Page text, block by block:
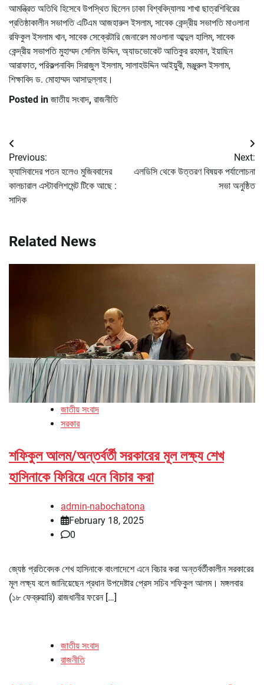
আমন্ত্রিত অতিথি হিসেবে উপস্থিত ছিলেন ঢাকা বিশ্ববিদ্যালয় শাখা ছাত্রশিবিরের
প্রতিষ্ঠাকালীন সভাপতি এটিএম আজহারুল ইসলাম, সাবেক কেন্দ্রীয় সভাপতি মাওলানা
রফিকুল ইসলাম খান, সাবেক সেক্রেটারি জেনারেল মাওলানা আব্দুল হালিম, সাবেক
কেন্দ্রীয় সভাপতি মুহাম্মদ সেলিম উদ্দিন, অ্যাডভোকেট আতিকুর রহমান, ইয়াছিন
আরাফাত, পরিকল্পনাবিদ সিরাজুল ইসলাম, সালাহউদ্দিন আইয়ুবী, মঞ্জুরুল ইসলাম,
শিক্ষাবিদ ড. মোহাম্মদ আসাদুল্লাহ।
Posted in জাতীয় সংবাদ, রাজনীতি
Post
navigation
Previous:
ফ্যাসিবাদের পতন হলেও মুজিববাদের
কালচারাল এস্টাবলিশমেন্ট টিকে আছে :
সাদিক
Next:
এলডিসি থেকে উত্তরণ বিষয়ক পর্যালোচনা
সভা অনুষ্ঠিত
Related News
জাতীয় সংবাদ
সরকার
শফিকুল আলম/অন্তর্বর্তী সরকারের মূল লক্ষ্য শেখ
হাসিনাকে ফিরিয়ে এনে বিচার করা
admin-nabochatona
February 18, 2025
0
জ্যেষ্ঠ প্রতিবেদক শেখ হাসিনাকে বাংলাদেশে এনে বিচার করা অন্তর্বর্তীকালীন সরকারের
মূল লক্ষ্য বলে জানিয়েছেন প্রধান উপদেষ্টার প্রেস সচিব শফিকুল আলম। মঙ্গলবার
(১৮ ফেব্রুয়ারি) রাজধানীর ফরেন […]
জাতীয় সংবাদ
রাজনীতি